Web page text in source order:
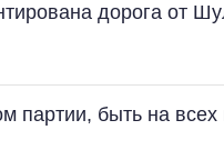
дорога от
партии, быть на